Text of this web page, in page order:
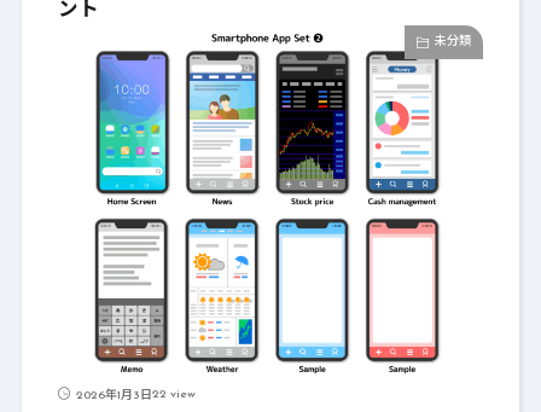
ント
未分類
2026年1月3日22 view